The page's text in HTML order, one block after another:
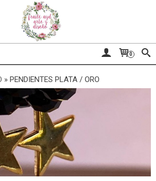
0
» PENDIENTES PLATA / ORO